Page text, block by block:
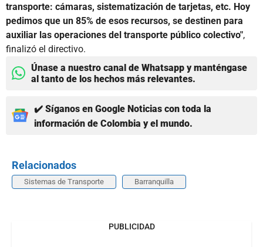
transporte: cámaras, sistematización de tarjetas, etc. Hoy
pedimos que un 85% de esos recursos, se destinen para
auxiliar las operaciones del transporte público colectivo",
finalizó el directivo.
Únase a nuestro canal de Whatsapp y manténgase
al tanto de los hechos más relevantes.
✔️ Síganos en Google Noticias con toda la
información de Colombia y el mundo.
Relacionados
Sistemas de Transporte Barranquilla
PUBLICIDAD